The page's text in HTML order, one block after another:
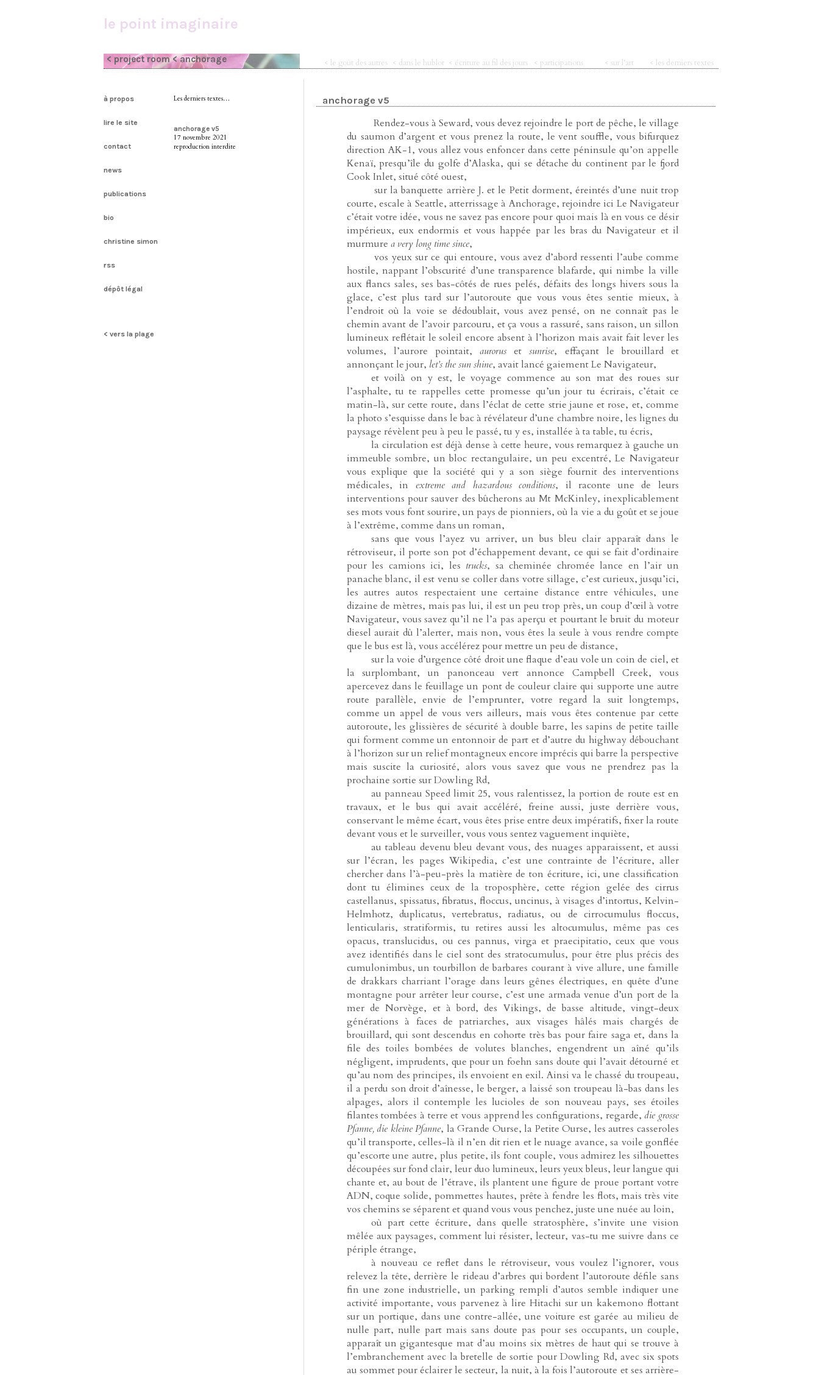
le point imaginaire
< project room< anchorage < le goût des autres < dans le hublot < écriture au fil des jours < participations < sur l’art < les derniers textes
à propos
lire le site
contact
news
publications
bio
christine simon
rss
dépôt légal
< vers la plage
Les derniers textes…
anchorage v5
17 novembre 2021
reproduction interdite
anchorage v5
Rendez-vous à Seward, vous devez rejoindre le port de pêche, le village
du saumon d’argent et vous prenez la route, le vent souffle, vous bifurquez
direction AK-1, vous allez vous enfoncer dans cette péninsule qu’on appelle
Kenaï, presqu’île du golfe d’Alaska, qui se détache du continent par le fjord
Cook Inlet, situé côté ouest,
sur la banquette arrière J. et le Petit dorment, éreintés d’une nuit trop
courte, escale à Seattle, atterrissage à Anchorage, rejoindre ici Le Navigateur
c’était votre idée, vous ne savez pas encore pour quoi mais là en vous ce désir
impérieux, eux endormis et vous happée par les bras du Navigateur et il
murmure a very long time since,
vos yeux sur ce qui entoure, vous avez d’abord ressenti l’aube comme
hostile, nappant l’obscurité d’une transparence blafarde, qui nimbe la ville
aux flancs sales, ses bas-côtés de rues pelés, défaits des longs hivers sous la
glace, c’est plus tard sur l’autoroute que vous vous êtes sentie mieux, à
l’endroit où la voie se dédoublait, vous avez pensé, on ne connaît pas le
chemin avant de l’avoir parcouru, et ça vous a rassuré, sans raison, un sillon
lumineux reflétait le soleil encore absent à l’horizon mais avait fait lever les
volumes, l’aurore pointait,aurorus etsunrise, effaçant le brouillard et
annonçant le jour, let’s the sun shine, avait lancé gaiement Le Navigateur,
et voilà on y est, le voyage commence au son mat des roues sur
l’asphalte, tu te rappelles cette promesse qu’un jour tu écrirais, c’était ce
matin-là, sur cette route, dans l’éclat de cette strie jaune et rose, et, comme
la photo s’esquisse dans le bac à révélateur d’une chambre noire, les lignes du
paysage révèlent peu à peu le passé, tu y es, installée à ta table, tu écris,
la circulation est déjà dense à cette heure, vous remarquez à gauche un
immeuble sombre, un bloc rectangulaire, un peu excentré, Le Navigateur
vous explique que la société qui y a son siège fournit des interventions
médicales, in extreme and hazardous conditions, il raconte une de leurs
interventions pour sauver des bûcherons au Mt McKinley, inexplicablement
ses mots vous font sourire, un pays de pionniers, où la vie a du goût et se joue
à l’extrême, comme dans un roman,
sans que vous l’ayez vu arriver, un bus bleu clair apparaît dans le
rétroviseur, il porte son pot d’échappement devant, ce qui se fait d’ordinaire
pour les camions ici, les trucks, sa cheminée chromée lance en l’air un
panache blanc, il est venu se coller dans votre sillage, c’est curieux, jusqu’ici,
les autres autos respectaient une certaine distance entre véhicules, une
dizaine de mètres, mais pas lui, il est un peu trop près, un coup d’œil à votre
Navigateur, vous savez qu’il ne l’a pas aperçu et pourtant le bruit du moteur
diesel aurait dû l’alerter, mais non, vous êtes la seule à vous rendre compte
que le bus est là, vous accélérez pour mettre un peu de distance,
sur la voie d’urgence côté droit une flaque d’eau vole un coin de ciel, et
la surplombant, un panonceau vert annonce Campbell Creek, vous
apercevez dans le feuillage un pont de couleur claire qui supporte une autre
route parallèle, envie de l’emprunter, votre regard la suit longtemps,
comme un appel de vous vers ailleurs, mais vous êtes contenue par cette
autoroute, les glissières de sécurité à double barre, les sapins de petite taille
qui forment comme un entonnoir de part et d’autre du highway débouchant
à l’horizon sur un relief montagneux encore imprécis qui barre la perspective
mais suscite la curiosité, alors vous savez que vous ne prendrez pas la
prochaine sortie sur Dowling Rd,
au panneau Speed limit 25, vous ralentissez, la portion de route est en
travaux, et le bus qui avait accéléré, freine aussi, juste derrière vous,
conservant le même écart, vous êtes prise entre deux impératifs, fixer la route
devant vous et le surveiller, vous vous sentez vaguement inquiète,
au tableau devenu bleu devant vous, des nuages apparaissent, et aussi
sur l’écran, les pages Wikipedia, c’est une contrainte de l’écriture, aller
chercher dans l’à-peu-près la matière de ton écriture, ici, une classification
dont tu élimines ceux de la troposphère, cette région gelée des cirrus
castellanus, spissatus, fibratus, floccus, uncinus, à visages d’intortus, Kelvin-
Helmhotz, duplicatus, vertebratus, radiatus, ou de cirrocumulus floccus,
lenticularis, stratiformis, tu retires aussi les altocumulus, même pas ces
opacus, translucidus, ou ces pannus, virga et praecipitatio, ceux que vous
avez identifiés dans le ciel sont des stratocumulus, pour être plus précis des
cumulonimbus, un tourbillon de barbares courant à vive allure, une famille
de drakkars charriant l’orage dans leurs gênes électriques, en quête d’une
montagne pour arrêter leur course, c’est une armada venue d’un port de la
mer de Norvège, et à bord, des Vikings, de basse altitude, vingt-deux
générations à faces de patriarches, aux visages hâlés mais chargés de
brouillard, qui sont descendus en cohorte très bas pour faire saga et, dans la
file des toiles bombées de volutes blanches, engendrent un aîné qu’ils
négligent, imprudents, que pour un foehn sans doute qui l’avait détourné et
qu’au nom des principes, ils envoient en exil. Ainsi va le chassé du troupeau,
il a perdu son droit d’aînesse, le berger, a laissé son troupeau là-bas dans les
alpages, alors il contemple les lucioles de son nouveau pays, ses étoiles
filantes tombées à terre et vous apprend les configurations, regarde, die grosse
Pfanne, die kleine Pfanne, la Grande Ourse, la Petite Ourse, les autres casseroles
qu’il transporte, celles-là il n’en dit rien et le nuage avance, sa voile gonflée
qu’escorte une autre, plus petite, ils font couple, vous admirez les silhouettes
découpées sur fond clair, leur duo lumineux, leurs yeux bleus, leur langue qui
chante et, au bout de l’étrave, ils plantent une figure de proue portant votre
ADN, coque solide, pommettes hautes, prête à fendre les flots, mais très vite
vos chemins se séparent et quand vous vous penchez, juste une nuée au loin,
où part cette écriture, dans quelle stratosphère, s’invite une vision
mêlée aux paysages, comment lui résister, lecteur, vas-tu me suivre dans ce
périple étrange,
à nouveau ce reflet dans le rétroviseur, vous voulez l’ignorer, vous
relevez la tête, derrière le rideau d’arbres qui bordent l’autoroute défile sans
fin une zone industrielle, un parking rempli d’autos semble indiquer une
activité importante, vous parvenez à lire Hitachi sur un kakemono flottant
sur un portique, dans une contre-allée, une voiture est garée au milieu de
nulle part, nulle part mais sans doute pas pour ses occupants, un couple,
apparaît un gigantesque mat d’au moins six mètres de haut qui se trouve à
l’embranchement avec la bretelle de sortie pour Dowling Rd, avec six spots
au sommet pour éclairer le secteur, la nuit, à la fois l’autoroute et ses arrière-